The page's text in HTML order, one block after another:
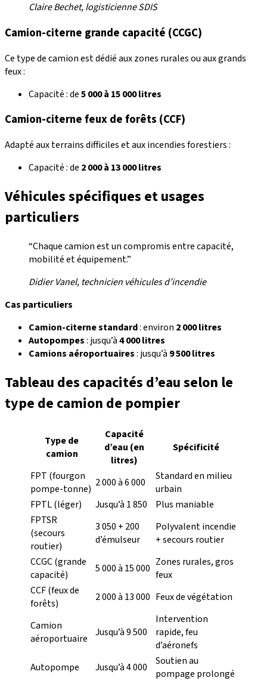
Claire Bechet, logisticienne SDIS
Camion-citerne grande capacité (CCGC)
Ce type de camion est dédié aux zones rurales ou aux grands
feux :
Capacité : de5 000 à 15 000 litres
Camion-citerne feux de forêts (CCF)
Adapté aux terrains difficiles et aux incendies forestiers :
Capacité : de 2 000 à 13 000 litres
Véhicules spécifiques et usages
particuliers
“Chaque camion est un compromis entre capacité,
mobilité et équipement.”
Didier Vanel, technicien véhicules d’incendie
Cas particuliers
Camion-citerne standard: environ 2 000 litres
Autopompes: jusqu’à4 000 litres
Camions aéroportuaires: jusqu’à 9 500 litres
Tableau des capacités d’eau selon le
type de camion de pompier
Type de
camion
Capacité
d’eau (en
litres)
Spécificité
FPT (fourgon
pompe-tonne) 2 000 à 6 000
Standard en milieu
urbain
FPTL (léger)
Jusqu’à 1 850
Plus maniable
FPTSR
(secours
routier)
3 050 + 200
d’émulseur
Polyvalent incendie
+ secours routier
CCGC (grande
capacité)
5 000 à 15 000 Zones rurales, gros
feux
CCF (feux de
forêts)
2 000 à 13 000 Feux de végétation
Camion
aéroportuaire
Jusqu’à 9 500
Intervention
rapide, feu
d’aéronefs
Autopompe
Jusqu’à 4 000
Soutien au
pompage prolongé